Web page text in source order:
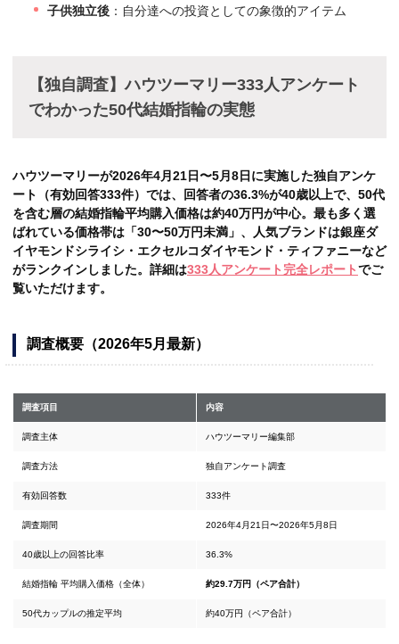
子供独立後 ：自分達への投資としての象徴的アイテム
【独自調査】ハウツーマリー333人アンケート
でわかった50代結婚指輪の実態
ハウツーマリーが2026年4月21日〜5月8日に実施した独自アンケ
ート（有効回答333件）では、回答者の36.3%が40歳以上で、50代
を含む層の結婚指輪平均購入価格は約40万円が中心。最も多く選
ばれている価格帯は「30〜50万円未満」、人気ブランドは銀座ダ
イヤモンドシライシ・エクセルコダイヤモンド・ティファニーなど
がランクインしました。詳細は333人アンケート完全レポートでご
覧いただけます。
調査概要（2026年5月最新）
調査項目 内容
調査主体 ハウツーマリー編集部
調査方法 独自アンケート調査
有効回答数 333件
調査期間 2026年4月21日〜2026年5月8日
40歳以上の回答比率 36.3%
結婚指輪 平均購入価格（全体） 約29.7万円（ペア合計）
50代カップルの推定平均 約40万円（ペア合計）